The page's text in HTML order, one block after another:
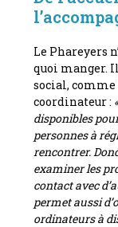
Le Phareyers
quoi manger.
social, comme
coordinateur :
disponibles
personnes à
rencontrer.
examiner les
contact avec
permet aussi
ordinateurs à